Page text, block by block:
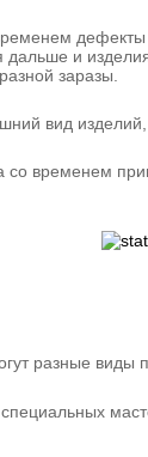
и
заразы.
вид
временем
разные виды